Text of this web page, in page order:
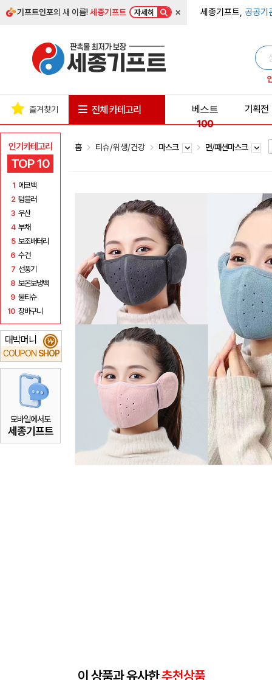
기프트인포의 새 이름!세종기프트 자세히 × 세종기프트, 공공기
인기카테고리
TOP 10
1 에코백
2 텀블러
3 우산
4 부채
5 보조배터리
6 수건
7 선풍기
8 보온보냉백
9 물티슈
10 장바구니
대박머니
COUPON SHOP
₩
모바일에서도
세종기프트
즐겨찾기 전체 카테고리
베스트
100
기획전
홈 티슈/위생/건강 마스크 면/패션마스크
이 상품과 유사한추천상품